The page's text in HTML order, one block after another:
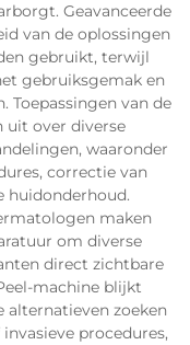
Geavanceerde
van de oplossingen
gebruikt, terwijl
gebruiksgemak en
Toepassingen van de
uit over diverse
waaronder
correctie van
huidonderhoud.
maken
om diverse
direct zichtbare
machine blijkt
alternatieven zoeken
procedures,